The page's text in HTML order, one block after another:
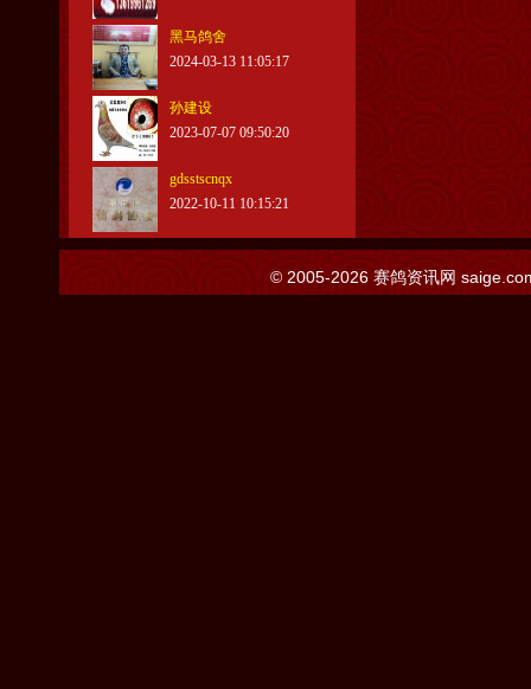
黑马鸽舍
2024-03-13 11:05:17
孙建设
2023-07-07 09:50:20
gdsstscnqx
2022-10-11 10:15:21
© 2005-2026 赛鸽资讯网